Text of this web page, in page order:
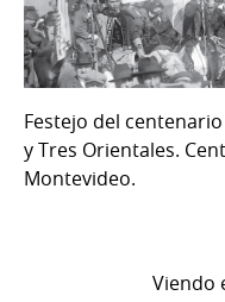
Festejo del
y Tres Orientales.
Montevideo.
Viendo